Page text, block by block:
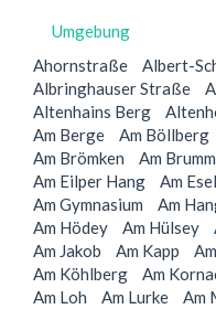
Umgebung
Ahornstraße
Albert-
Albringhauser Straße
Altenhains Berg
Am Berge
Am Böllberg
Am Brömken
Am
Am Eilper Hang
Am
Am Gymnasium
Am
Am Hödey
Am Hülsey
Am Jakob
Am Kapp
Am Köhlberg
Am
Am Loh
Am Lurke Am